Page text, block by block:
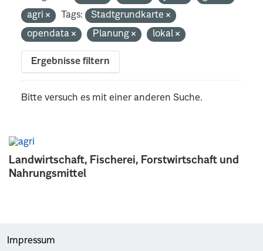
Landwirtschaft, Fischerei, Forstwirtschaft und
Nahrungsmittel
agri
Tags:
Stadtgrundkarte
opendata
Planung lokal
Ergebnisse filtern
Bitte versuch es mit einer anderen Suche.
Impressum